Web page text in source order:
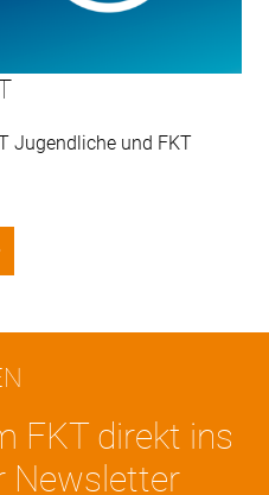
Jugendliche und FKT
FKT direkt ins
Newsletter